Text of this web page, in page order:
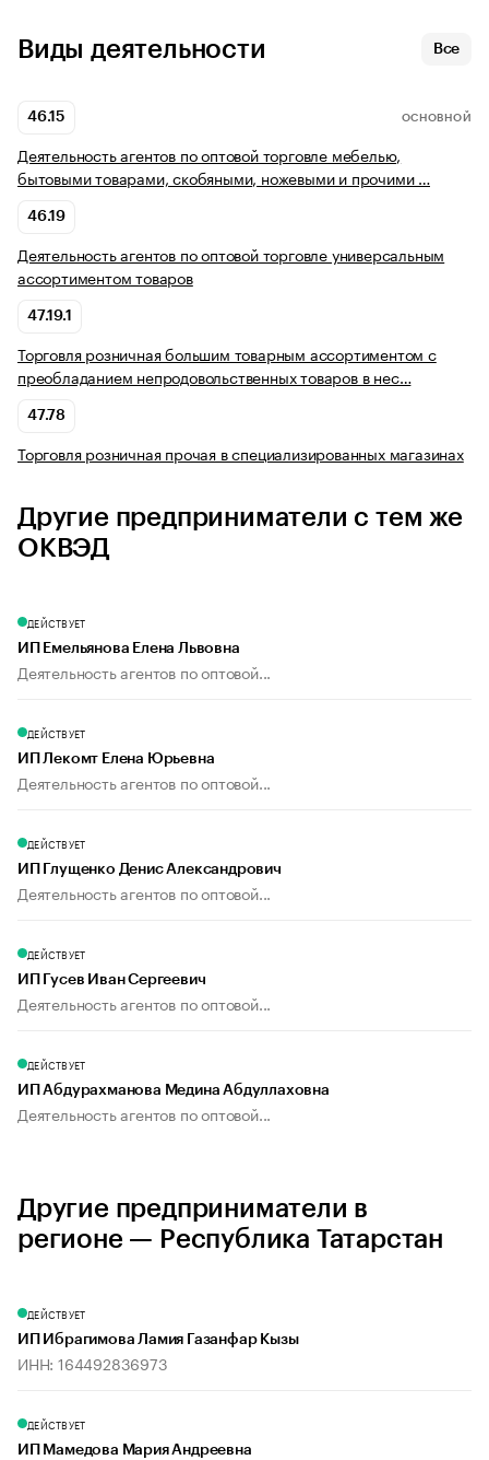
Виды деятельности Все
46.15 ОСНОВНОЙ
Деятельность агентов по оптовой торговле мебелью,
бытовыми товарами, скобяными, ножевыми и прочими …
46.19
Деятельность агентов по оптовой торговле универсальным
ассортиментом товаров
47.19.1
Торговля розничная большим товарным ассортиментом с
преобладанием непродовольственных товаров в нес…
47.78
Торговля розничная прочая в специализированных магазинах
Другие предприниматели с тем же
ОКВЭД
ДЕЙСТВУЕТ
ИП Емельянова Елена Львовна
Деятельность агентов по оптовой...
ДЕЙСТВУЕТ
ИП Лекомт Елена Юрьевна
Деятельность агентов по оптовой...
ДЕЙСТВУЕТ
ИП Глущенко Денис Александрович
Деятельность агентов по оптовой...
ДЕЙСТВУЕТ
ИП Гусев Иван Сергеевич
Деятельность агентов по оптовой...
ДЕЙСТВУЕТ
ИП Абдурахманова Медина Абдуллаховна
Деятельность агентов по оптовой...
Другие предприниматели в
регионе — Республика Татарстан
ДЕЙСТВУЕТ
ИП Ибрагимова Ламия Газанфар Кызы
ИНН: 164492836973
ДЕЙСТВУЕТ
ИП Мамедова Мария Андреевна